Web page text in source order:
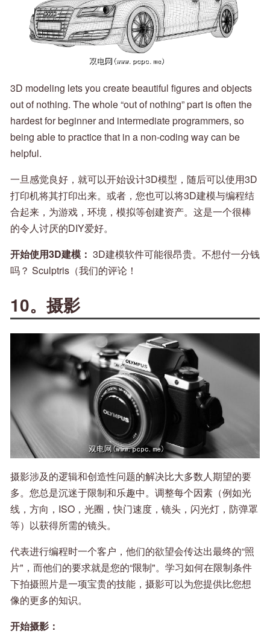
3D modeling lets you create beautiful figures and objects
out of nothing. The whole “out of nothing” part is often the
hardest for beginner and intermediate programmers, so
being able to practice that in a non-coding way can be
helpful.
一旦感觉良好，就可以开始设计3D模型，随后可以使用3D
打印机将其打印出来。或者，您也可以将3D建模与编程结
合起来，为游戏，环境，模拟等创建资产。这是一个很棒
的令人讨厌的DIY爱好。
开始使用3D建模： 3D建模软件可能很昂贵。不想付一分钱
吗？ Sculptris（我们的评论！
10。摄影
摄影涉及的逻辑和创造性问题的解决比大多数人期望的要
多。您总是沉迷于限制和乐趣中。调整每个因素（例如光
线，方向，ISO，光圈，快门速度，镜头，闪光灯，防弹罩
等）以获得所需的镜头。
代表进行编程时一个客户，他们的欲望会传达出最终的“照
片"，而他们的要求就是您的“限制"。学习如何在限制条件
下拍摄照片是一项宝贵的技能，摄影可以为您提供比您想
像的更多的知识。
开始摄影：